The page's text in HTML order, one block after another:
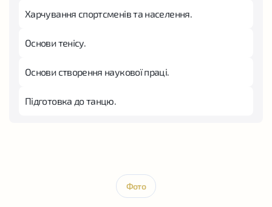
Харчування спортсменів та населення.
Основи тенісу.
Основи створення наукової праці.
Підготовка до танцю.
Фото